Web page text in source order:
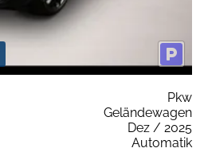
Pkw
Geländewagen
Dez / 2025
Automatik